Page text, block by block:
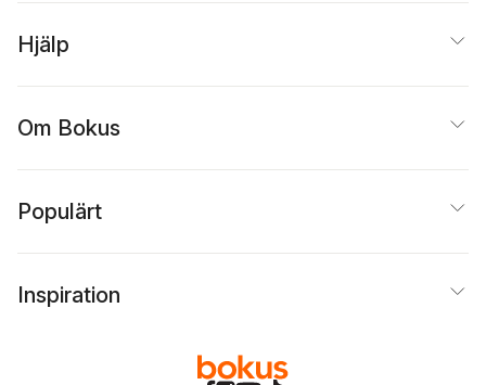
Hjälp
Om Bokus
Populärt
Inspiration